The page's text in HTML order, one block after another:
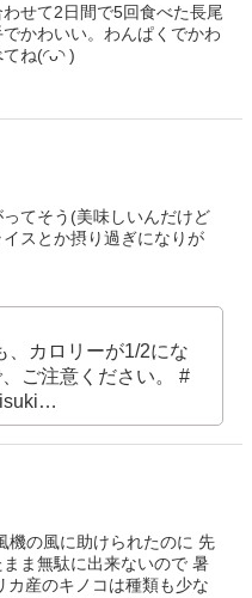
せて2日間で5回食べた長尾
かわいい。わんぱくでかわ
ね(◜ᴗ◝ )
てそう(美味しいんだけど
スとか摂り過ぎになりが
、カロリーが1/2にな
ご注意ください。 #
機の風に助けられたのに 先
ま無駄に出来ないので 暑
カ産のキノコは種類も少な